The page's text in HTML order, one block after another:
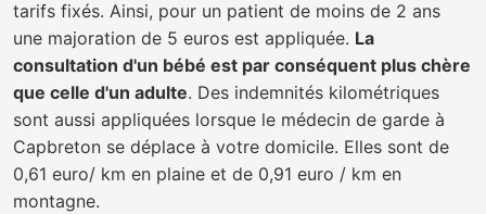
tarifs fixés. Ainsi, pour un patient de moins de 2 ans
une majoration de 5 euros est appliquée. La
consultation d'un bébé est par conséquent plus chère
que celle d'un adulte. Des indemnités kilométriques
sont aussi appliquées lorsque le médecin de garde à
Capbreton se déplace à votre domicile. Elles sont de
0,61 euro/ km en plaine et de 0,91 euro / km en
montagne.